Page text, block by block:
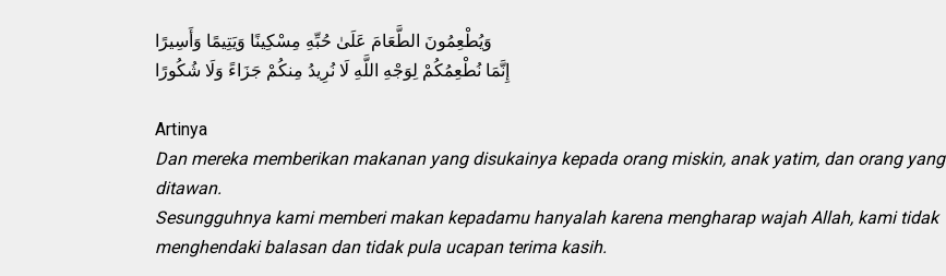
وَيُطْعِمُونَ الطَّعَامَ عَلَىٰ حُبِّهِ مِسْكِينًا وَيَتِيمًا وَأَسِيرًا
إِنَّمَا نُطْعِمُكُمْ لِوَجْهِ اللَّهِ لَا نُرِيدُ مِنكُمْ جَزَاءً وَلَا شُكُورًا
Artinya
Dan mereka memberikan makanan yang disukainya kepada orang miskin, anak yatim, dan orang yang
ditawan.
Sesungguhnya kami memberi makan kepadamu hanyalah karena mengharap wajah Allah, kami tidak
menghendaki balasan dan tidak pula ucapan terima kasih.